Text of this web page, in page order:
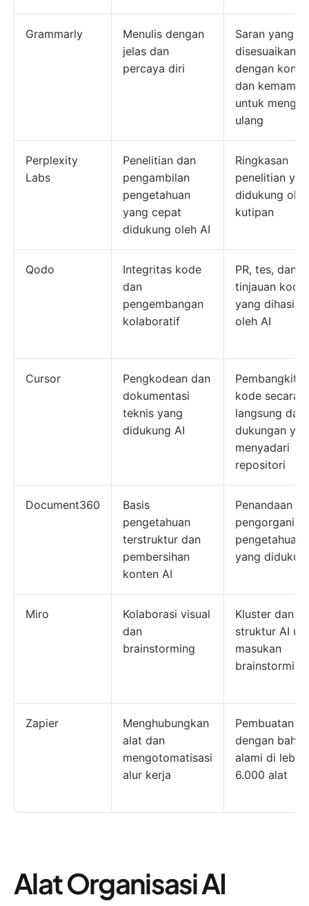
Grammarly
Menulis dengan
jelas dan
percaya diri
Saran yang
disesuaikan
dengan
dan
untuk
ulang
Perplexity
Labs
Penelitian dan
pengambilan
pengetahuan
yang cepat
didukung oleh AI
Ringkasan
penelitian
didukung oleh
kutipan
Qodo
Integritas kode
dan
pengembangan
kolaboratif
PR, tes, dan
tinjauan kode
yang
oleh AI
Cursor
Pengkodean dan
dokumentasi
teknis yang
didukung AI
Pembangkitan
kode secara
langsung dan
dukungan
menyadari
repositori
Document360
Basis
pengetahuan
terstruktur dan
pembersihan
konten AI
Penandaan
pengetahuan
yang
Miro
Kolaborasi visual
dan
brainstorming
Kluster dan
struktur AI
masukan
brainstorming
Zapier
Menghubungkan
alat dan
mengotomatisasi
alur kerja
Pembuatan
dengan
alami di lebih
6.000 alat
Alat Organisasi AI